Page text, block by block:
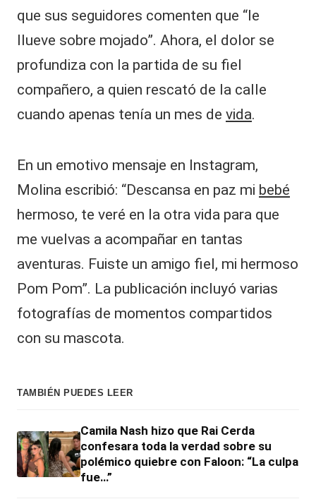
que sus seguidores comenten que “le
llueve sobre mojado”. Ahora, el dolor se
profundiza con la partida de su fiel
compañero, a quien rescató de la calle
cuando apenas tenía un mes de vida.
En un emotivo mensaje en Instagram,
Molina escribió: “Descansa en paz mi bebé
hermoso, te veré en la otra vida para que
me vuelvas a acompañar en tantas
aventuras. Fuiste un amigo fiel, mi hermoso
Pom Pom”. La publicación incluyó varias
fotografías de momentos compartidos
con su mascota.
TAMBIÉN PUEDES LEER
Camila Nash hizo que Rai Cerda
confesara toda la verdad sobre su
polémico quiebre con Faloon: “La culpa
fue…”